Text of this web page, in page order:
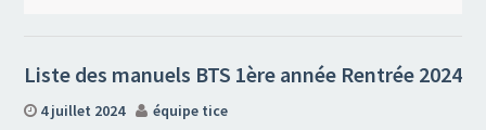
Liste des manuels BTS 1ère année Rentrée 2024
4 juillet 2024 équipe tice